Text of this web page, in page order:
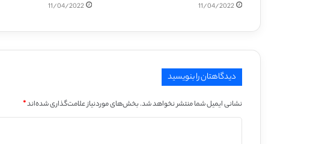
11/04/2022
11/04/2022
دیدگاهتان را بنویسید
نشانی ایمیل شما منتشر نخواهد شد.بخش‌های موردنیاز علامت‌گذاری شده‌اند*